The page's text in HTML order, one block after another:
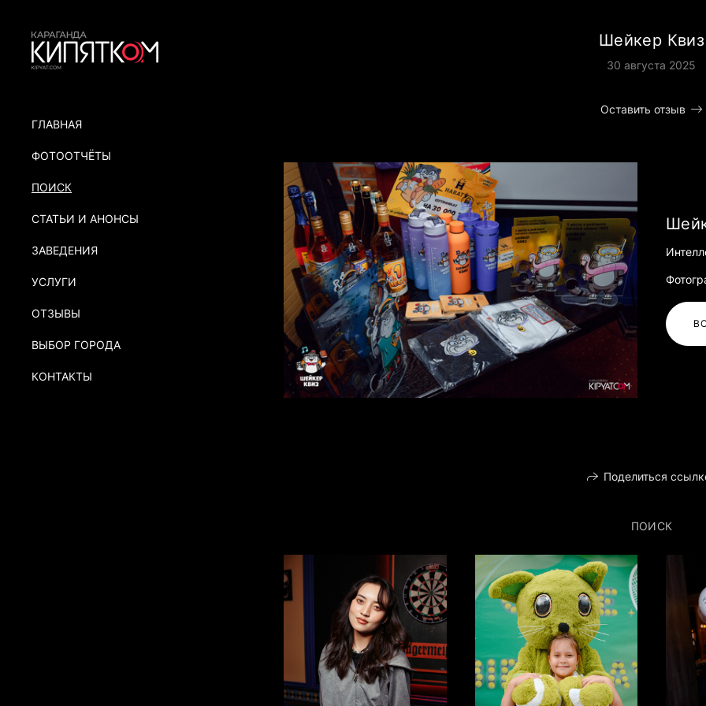
ГЛАВНАЯ
ФОТООТЧЁТЫ
ПОИСК
СТАТЬИ И АНОНСЫ
ЗАВЕДЕНИЯ
УСЛУГИ
ОТЗЫВЫ
ВЫБОР ГОРОДА
КОНТАКТЫ
Шейкер Квиз
30 августа 2025
Оставить отзыв
Поделиться
ПОИСК